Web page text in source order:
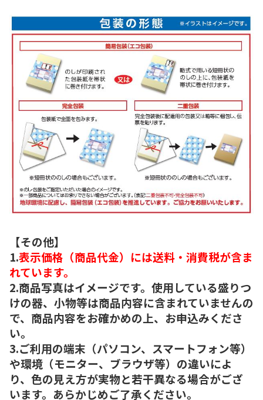
【その他】
1.表示価格（商品代金）には送料・消費税が含ま
れています。
2.商品写真はイメージです。使用している盛りつ
けの器、小物等は商品内容に含まれていませんの
で、商品内容をお確かめの上、お申込みくださ
い。
3.ご利用の端末（パソコン、スマートフォン等）
や環境（モニター、ブラウザ等）の違いによ
り、色の見え方が実物と若干異なる場合がござ
います。あらかじめご了承ください。